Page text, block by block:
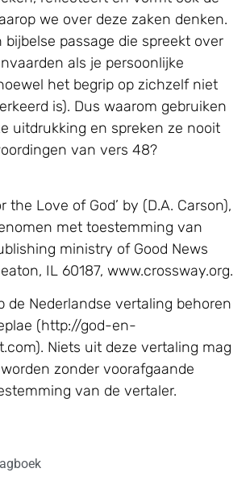
we over deze zaken denken.
bijbelse passage die spreekt over
als je persoonlijke
het begrip op zichzelf niet
is). Dus waarom gebruiken
uitdrukking en spreken ze nooit
van vers 48?
the Love of God’ by (D.A. Carson),
met toestemming van
ministry of Good News
IL 60187, www.crossway.org.
de Nederlandse vertaling behoren
(http://god-en-
Niets uit deze vertaling mag
zonder voorafgaande
van de vertaler.